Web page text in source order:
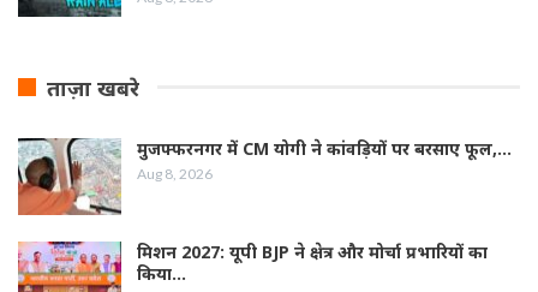
ताज़ा खबरे
मुजफ्फरनगर में CM योगी ने कांवड़ियों पर बरसाए फूल,…
Aug 8, 2026
मिशन 2027: यूपी BJP ने क्षेत्र और मोर्चा प्रभारियों का
किया…